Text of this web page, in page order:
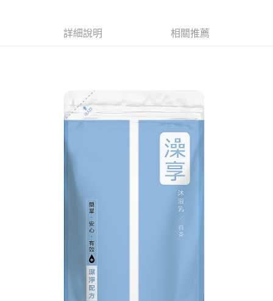
AFTEE先享後付
２．便利：只要手機號碼，簡訊認證，即可結帳。
３．安心：先確認商品／服務後，再付款。
１．於結帳方式選擇「AFTEE先享後付」後，將跳轉至「AFTEE先享後付」
結帳頁面，進行簡訊認證並確認金額後，即可完成結帳。
２．訂單成立數日內，您將收到繳費通知簡訊。
３．收到繳費通知簡訊後14天內，點擊此簡訊中的連結，可透過四大超商／
ATM／網路銀行／等多元方式進行付款，方視為交易完成。
※ 請注意：結帳手續完成當下不需立刻繳費，但若您需要取消訂單，請聯絡
購買商品的店家。未經商家同意取消之訂單仍視為有效，需透過AFTEE先享
※ 交易是否成功請以「AFTEE先享後付 」之結帳頁面顯示為準，若有關於
是否繳費成功／繳費後需取消欲退款等相關疑問，請聯繫「AFTEE先享後付
https://netprotections.freshdesk.com/support/home
１．透過由恩沛科技股份有限公司提供之「AFTEE先享後付」服務完成之交
易，需依本服務之必要範圍內提供個人資料，並將交易相關給付款項請求債
付款後全家取貨
每筆NT$60，滿NT$599(含以上)免運費
每筆NT$60，滿NT$599(含以上)免運費
每筆NT$120，滿NT$899(含以上)免運費
詳細說明 相關推薦